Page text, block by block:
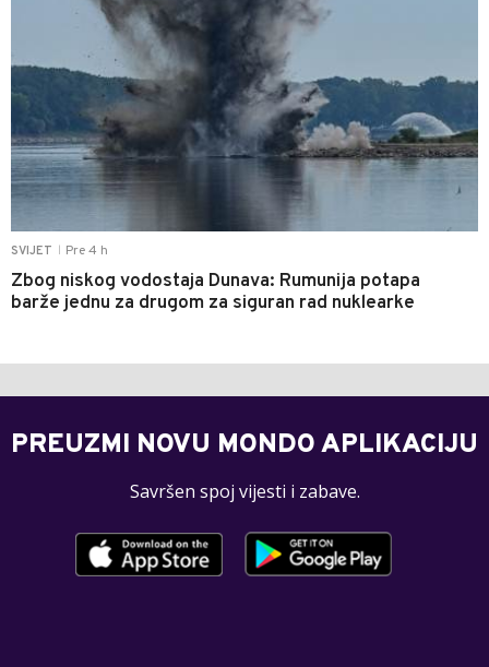
SVIJET Pre 4 h
Zbog niskog vodostaja Dunava: Rumunija potapa
barže jednu za drugom za siguran rad nuklearke
PREUZMI NOVU MONDO APLIKACIJU
Savršen spoj vijesti i zabave.